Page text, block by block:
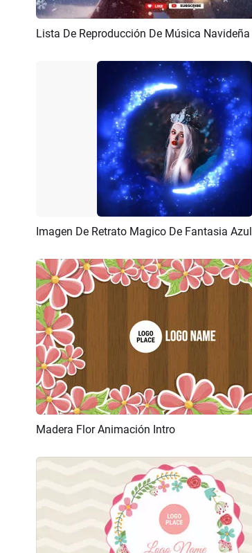
Previsualizar Crear IA
Previsualizar Crear IA
Imagen De Retrato Magico De Fantasia Azul
Previsualizar
Madera Flor Animación Intro